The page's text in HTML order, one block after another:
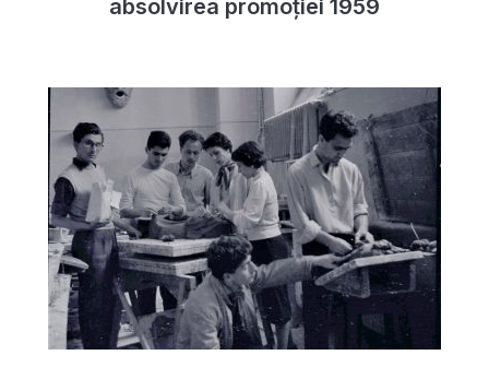
absolvirea promoției 1959